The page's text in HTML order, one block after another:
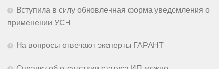
Вступила в силу обновленная форма уведомления о
применении УСН
На вопросы отвечают эксперты ГАРАНТ